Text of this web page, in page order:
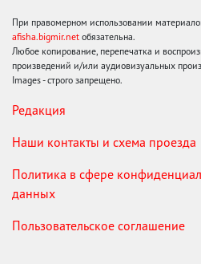
При правомерном использовании
afisha.bigmir.net обязательна.
Любое копирование, перепечатка и
произведений и/или аудиовизуальных
Images - строго запрещено.
Редакция
Наши контакты и схема проезда
Политика в сфере
данных
Пользовательское соглашение